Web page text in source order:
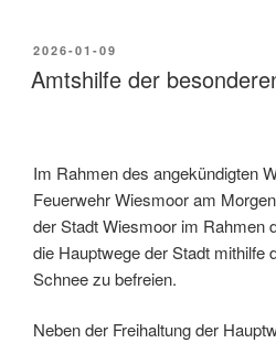
2026-01-09
Amtshilfe der
Im Rahmen des angekündigten
Feuerwehr Wiesmoor am
der Stadt Wiesmoor im Rahmen
die Hauptwege der Stadt mithilfe
Schnee zu befreien.
Neben der Freihaltung der